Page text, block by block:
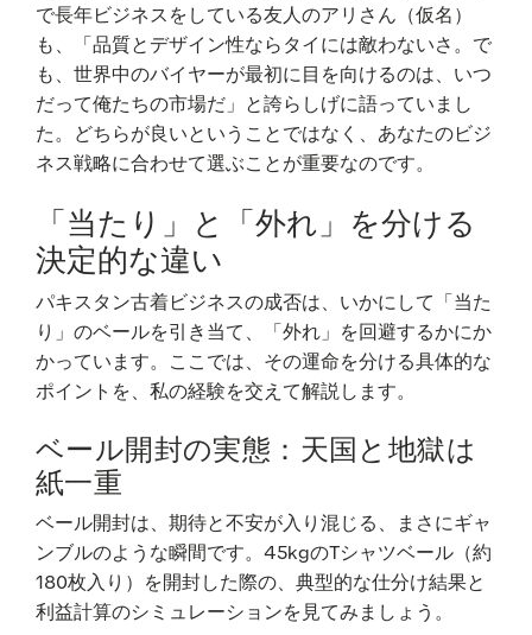
で長年ビジネスをしている友人のアリさん（仮名）
も、「品質とデザイン性ならタイには敵わないさ。で
も、世界中のバイヤーが最初に目を向けるのは、いつ
だって俺たちの市場だ」と誇らしげに語っていまし
た。どちらが良いということではなく、あなたのビジ
ネス戦略に合わせて選ぶことが重要なのです。
「当たり」と「外れ」を分ける
決定的な違い
パキスタン古着ビジネスの成否は、いかにして「当た
り」のベールを引き当て、「外れ」を回避するかにか
かっています。ここでは、その運命を分ける具体的な
ポイントを、私の経験を交えて解説します。
ベール開封の実態：天国と地獄は
紙一重
ベール開封は、期待と不安が入り混じる、まさにギャ
ンブルのような瞬間です。45kgのTシャツベール（約
180枚入り）を開封した際の、典型的な仕分け結果と
利益計算のシミュレーションを見てみましょう。